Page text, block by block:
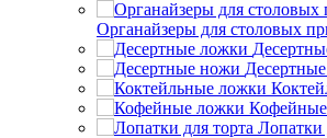
Органайзеры для столовых
Лопатки